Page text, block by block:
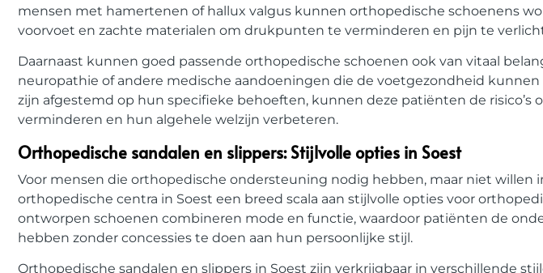
mensen met hamertenen of hallux valgus kunnen orthopedische schoenens
voorvoet en zachte materialen om drukpunten te verminderen en pijn te
Daarnaast kunnen goed passende orthopedische schoenen ook van vitaal
neuropathie of andere medische aandoeningen die de voetgezondheid
zijn afgestemd op hun specifieke behoeften, kunnen deze patiënten de risico’s
verminderen en hun algehele welzijn verbeteren.
Orthopedische sandalen en slippers: Stijlvolle opties in Soest
Voor mensen die orthopedische ondersteuning nodig hebben, maar niet willen
orthopedische centra in Soest een ​​breed scala aan stijlvolle opties voor
ontworpen schoenen combineren mode en functie, waardoor patiënten de
hebben zonder concessies te doen aan hun persoonlijke stijl.
Orthopedische sandalen en slippers in Soest zijn verkrijgbaar in verschillende